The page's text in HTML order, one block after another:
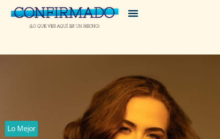
Lo Mejor